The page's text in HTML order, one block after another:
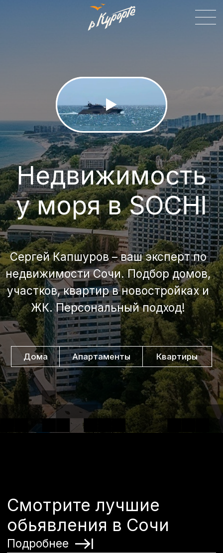
Дома Апартаменты Квартиры
Сергей Капшуров – ваш эксперт по
недвижимости Сочи. Подбор домов,
участков, квартир в новостройках и
ЖК. Персональный подход!
Недвижимость
у моря в SOCHI
Смотрите лучшие
обьявления в Сочи
Подробнее
ЖК Морской Квартал
Студия 28 м²
8 000 000 р.
Квартира с новым
квартира + паркинг